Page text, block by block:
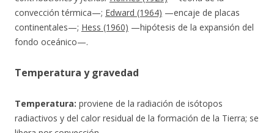
convección térmica—; Edward (1964) —encaje de placas
continentales—; Hess (1960) —hipótesis de la expansión del
fondo oceánico—.
Temperatura y gravedad
Temperatura: proviene de la radiación de isótopos
radiactivos y del calor residual de la formación de la Tierra; se